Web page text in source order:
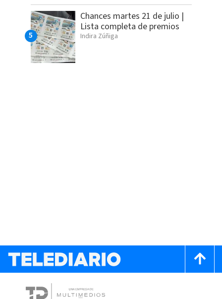
Chances martes 21 de julio |
Lista completa de premios
Indira Zúñiga